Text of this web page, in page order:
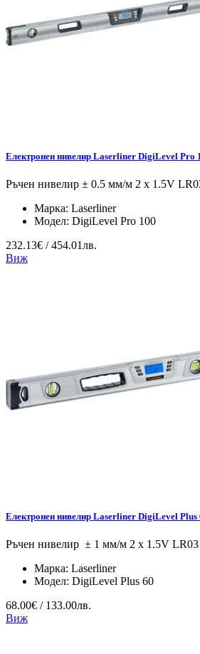
Електронен нивелир Laserliner DigiLevel Pro
Ръчен нивелир ± 0.5 мм/м 2 x 1.5V
Марка: Laserliner
Модел: DigiLevel Pro 100
232.13€ / 454.01лв.
Виж
Електронен нивелир Laserliner DigiLevel Plus
Ръчен нивелир ± 1 мм/м 2 x 1.5V LR03
Марка: Laserliner
Модел: DigiLevel Plus 60
68.00€ / 133.00лв.
Виж